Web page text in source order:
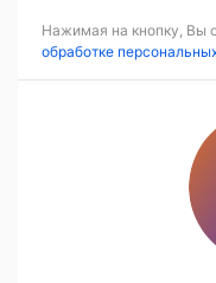
Нажимая на кнопку, Вы
обработке